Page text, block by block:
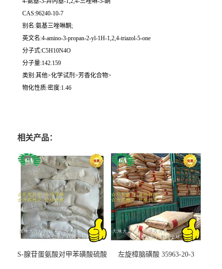
CAS:96240-10-7
别名:氨基三唑啉酮;
英文名:4-amino-3-propan-2-yl-1H-1,2,4-triazol-5-one
分子式:C5H10N4O
分子量:142.159
类别:其他>化学试剂>芳香化合物>
物化性质:密度:1.46
相关产品：
S-腺苷蛋氨酸对甲苯磺酸硫酸
左旋樟脑磺酸 35963-20-3